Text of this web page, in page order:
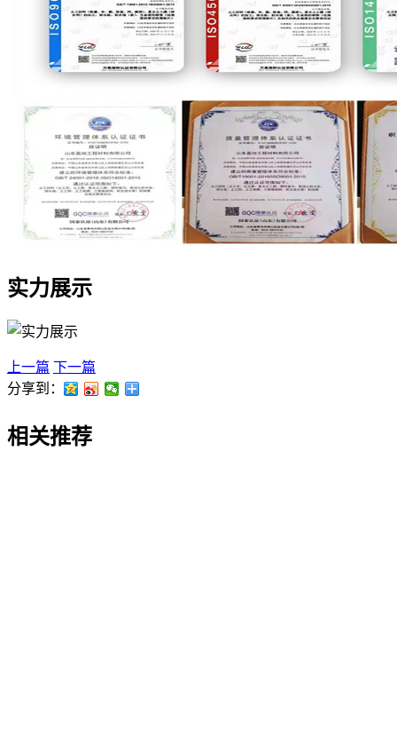
实力展示
上一篇 下一篇
分享到：
相关推荐